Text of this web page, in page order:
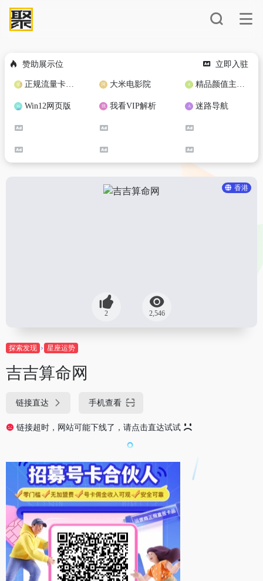
赞助展示位 立即入驻
正规流量卡免费加盟合作 大米电影院 精品颜值主播定制
Win12网页版 我看VIP解析 迷路导航
香港
2 2,546
探索发现 星座运势
吉吉算命网
链接直达 手机查看
链接超时，网站可能下线了，请点击直达试试